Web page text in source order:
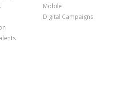
Mobile
Digital Campaigns